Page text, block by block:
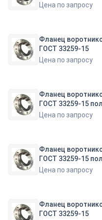
Цена по запросу
Фланец
ГОСТ 33259-15
Цена по запросу
Фланец
ГОСТ 33259-15
Цена по запросу
Фланец
ГОСТ 33259-15
Цена по запросу
Фланец
ГОСТ 33259-15